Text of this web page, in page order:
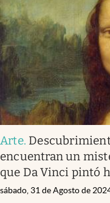
Arte.
encuentran un
que Da Vinci pintó
sábado, 31 de Agosto de